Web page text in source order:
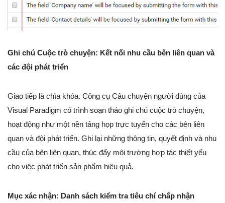
Ghi chú Cuộc trò chuyện: Kết nối nhu cầu bên liên quan và
các đội phát triển
Giao tiếp là chìa khóa. Công cụ Câu chuyện người dùng của
Visual Paradigm có trình soạn thảo ghi chú cuộc trò chuyện,
hoạt động như một nền tảng họp trực tuyến cho các bên liên
quan và đội phát triển. Ghi lại những thông tin, quyết định và nhu
cầu của bên liên quan, thúc đẩy môi trường hợp tác thiết yếu
cho việc phát triển sản phẩm hiệu quả.
Mục xác nhận: Danh sách kiểm tra tiêu chí chấp nhận